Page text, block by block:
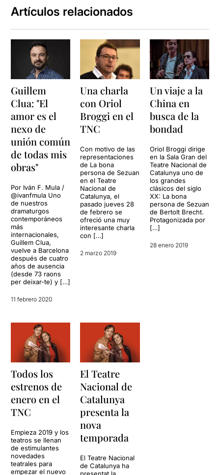
Artículos relacionados
Guillem
Clua: "El
amor es el
nexo de
unión común
de todas mis
obras"
Por Iván F. Mula /
@ivanfmula Uno
de nuestros
dramaturgos
contemporáneos
más
internacionales,
Guillem Clua,
vuelve a Barcelona
después de cuatro
años de ausencia
(desde 73 raons
per deixar-te) y […]
11 febrero 2020
Una charla
con Oriol
Broggi en el
TNC
Con motivo de las
representaciones
de La bona
persona de Sezuan
en el Teatre
Nacional de
Catalunya, el
pasado jueves 28
de febrero se
ofreció una muy
interesante charla
con […]
2 marzo 2019
Un viaje a la
China en
busca de la
bondad
Oriol Broggi dirige
en la Sala Gran del
Teatre Nacional de
Catalunya uno de
los grandes
clásicos del siglo
XX: La bona
persona de Sezuan
de Bertolt Brecht.
Protagonizada por
[…]
28 enero 2019
Todos los
estrenos de
enero en el
TNC
Empieza 2019 y los
teatros se llenan
de estimulantes
novedades
teatrales para
empezar el nuevo
El Teatre
Nacional de
Catalunya
presenta la
nova
temporada
El Teatre Nacional
de Catalunya ha